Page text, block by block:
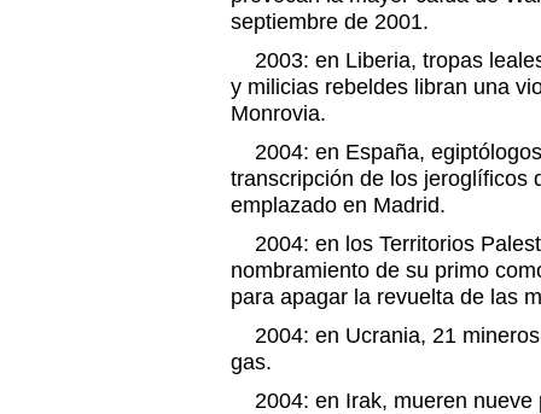
septiembre de 2001.
2003: en Liberia, tropas
y milicias rebeldes libran una
Monrovia.
2004: en España,
transcripción de los jeroglíficos
emplazado en Madrid.
2004: en los Territorios
nombramiento de su primo
para apagar la revuelta de las
2004: en Ucrania, 21
gas.
2004: en Irak, mueren nueve